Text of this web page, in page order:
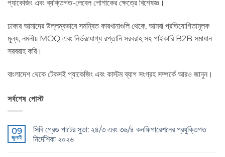
প্যাকেজিং এবং ব্যক্তিগত-লেবেল পোশাকের ক্ষেত্রে বিশেষজ্ঞ।
ঢাকার আমাদের উল্লম্বভাবে সমন্বিত কারখানাগুলি থেকে, আমরা প্রতিযোগিতামূলক
মূল্য, নমনীয় MOQ এবং নির্ভরযোগ্য রপ্তানি সরবরাহ সহ পাইকারি B2B সমাধান
সরবরাহ করি।
বাংলাদেশ থেকে টেকসই প্যাকেজিং এবং কাস্টম ব্যাগ সংগ্রহ সম্পর্কে আরও জানুন।
সর্বশেষ পোস্ট
09
জুলাই
সিবি গ্রেড পাটের সুতা: ২৪/৩ এবং ৩৬/৪ কনফিগারেশনের প্রযুক্তিগত
নির্দেশিকা ২০২৬